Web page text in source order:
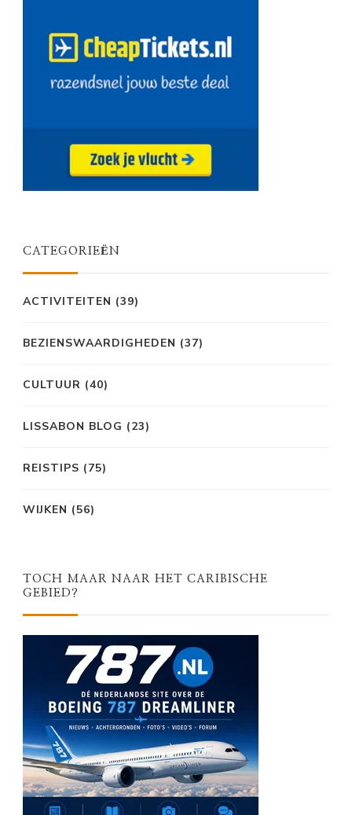
CATEGORIEËN
ACTIVITEITEN (39)
BEZIENSWAARDIGHEDEN (37)
CULTUUR (40)
LISSABON BLOG (23)
REISTIPS (75)
WIJKEN (56)
TOCH MAAR NAAR HET CARIBISCHE
GEBIED?